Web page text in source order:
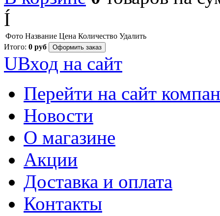
Í
Фото Название Цена Количество Удалить
Итого: 0 руб Оформить заказ
UВход на сайт
Перейти на сайт
Новости
О магазине
Акции
Доставка и оплата
Контакты